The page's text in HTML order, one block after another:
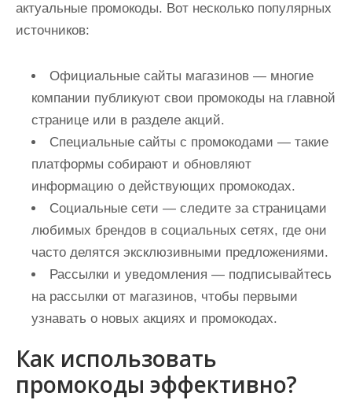
актуальные промокоды. Вот несколько популярных
источников:
Официальные сайты магазинов — многие
компании публикуют свои промокоды на главной
странице или в разделе акций.
Специальные сайты с промокодами — такие
платформы собирают и обновляют
информацию о действующих промокодах.
Социальные сети — следите за страницами
любимых брендов в социальных сетях, где они
часто делятся эксклюзивными предложениями.
Рассылки и уведомления — подписывайтесь
на рассылки от магазинов, чтобы первыми
узнавать о новых акциях и промокодах.
Как использовать
промокоды эффективно?